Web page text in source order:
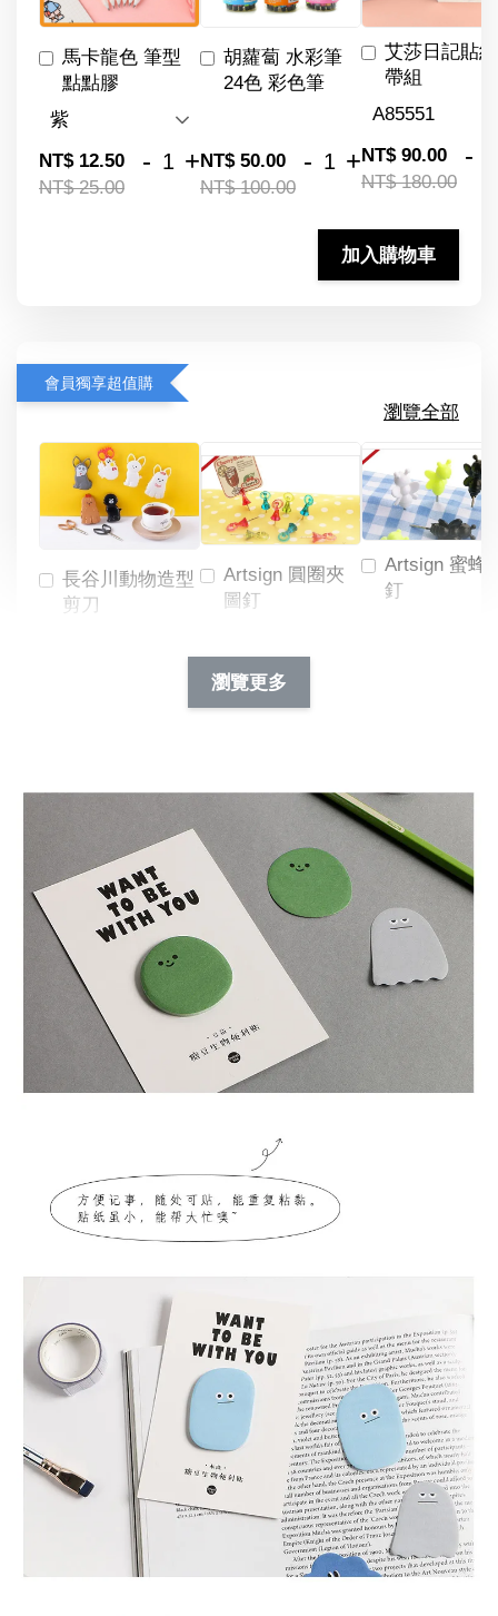
馬卡龍色 筆型
點點膠
NT$ 12.50
NT$ 25.00
- +
胡蘿蔔 水彩筆
24色 彩色筆
NT$ 50.00
NT$ 100.00
- +
艾莎日記貼
帶組
NT$ 90.00
NT$ 180.00
-
加入購物車
會員獨享超值購
瀏覽全部
長谷川動物造型
剪刀
Artsign 圓圈夾
圖釘
NT$ 19.00
NT$ 66.00
Artsign 蜜蜂
釘
瀏覽更多